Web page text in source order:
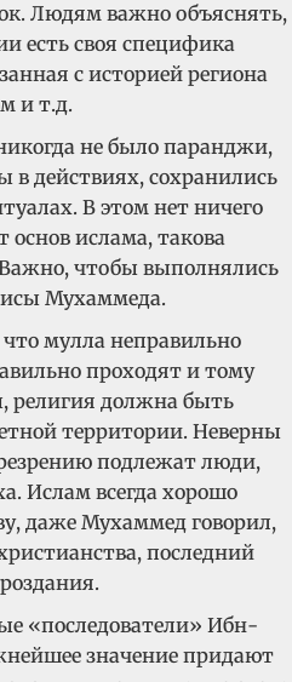
Людям важно объяснять,
есть своя специфика
с историей региона
и т.д.
не было паранджи,
действиях, сохранились
В этом нет ничего
ислама, такова
чтобы выполнялись
Мухаммеда.
мулла неправильно
проходят и тому
религия должна быть
территории. Неверны
подлежат люди,
Ислам всегда хорошо
даже Мухаммед говорил,
последний
«последователи» Ибн-
значение придают